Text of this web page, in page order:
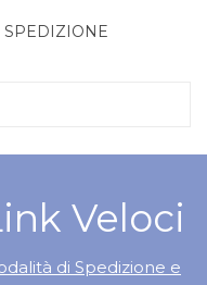
SPEDIZIONE
Veloci
di Spedizione e